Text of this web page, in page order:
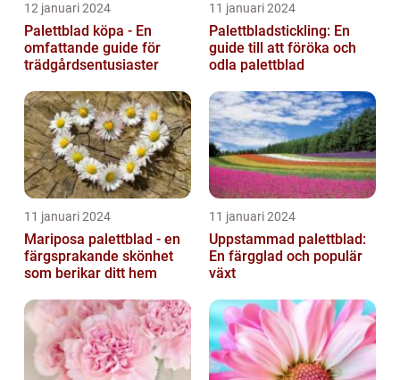
12 januari 2024
Palettblad köpa - En
omfattande guide för
trädgårdsentusiaster
11 januari 2024
Palettbladstickling: En
guide till att föröka och
odla palettblad
11 januari 2024
Mariposa palettblad - en
färgsprakande skönhet
som berikar ditt hem
11 januari 2024
Uppstammad palettblad:
En färgglad och populär
växt